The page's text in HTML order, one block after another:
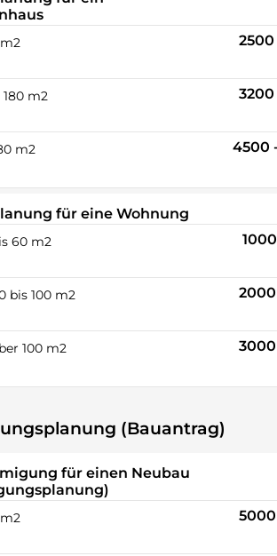
180 m2
m2 4500
für eine Wohnung
60 m2
bis 100 m2
100 m2
(Bauantrag)
für einen Neubau